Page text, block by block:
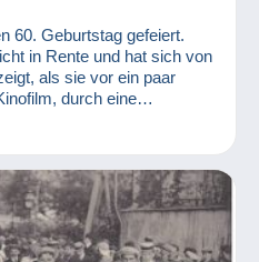
60. Geburtstag gefeiert.
in Rente und hat sich von
als sie vor ein paar
durch eine
ist. Es war also
Puppe der Welt